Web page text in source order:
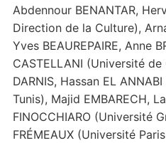
Abdennour BENANTAR,
Direction de la Culture),
Yves BEAUREPAIRE, Anne
CASTELLANI (Université
DARNIS, Hassan EL
Tunis), Majid EMBARECH,
FINOCCHIARO (Université
FRÉMEAUX (Université